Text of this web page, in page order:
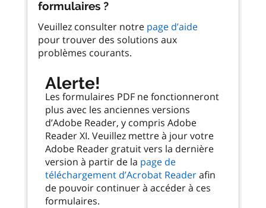
formulaires ?
Veuillez consulter notre page d’aide
pour trouver des solutions aux
problèmes courants.
Alerte!
Les formulaires PDF ne fonctionneront
plus avec les anciennes versions
d’Adobe Reader, y compris Adobe
Reader XI. Veuillez mettre à jour votre
Adobe Reader gratuit vers la dernière
version à partir de la page de
téléchargement d’Acrobat Readerafin
de pouvoir continuer à accéder à ces
formulaires.